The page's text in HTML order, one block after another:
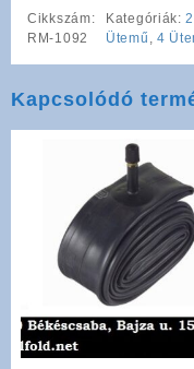
Cikkszám:
RM-1092
Kategóriák:2
Ütemű
4
Kapcsolódó